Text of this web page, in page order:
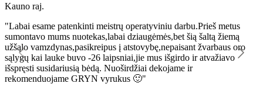
Kauno raj.
"Labai esame patenkinti meistrų operatyviniu darbu.Prieš metus
sumontavo mums nuotekas,labai dziaugėmės,bet šią šaltą žiemą
užšąlo vamzdynas,pasikreipus į atstovybę,nepaisant žvarbaus oro
sąlygų kai lauke buvo -26 laipsniai,jie mus išgirdo ir atvažiavo
išspręsti susidariusią bėdą. Nuoširdžiai dekojame ir
rekomenduojame GRYN vyrukus 🙂"